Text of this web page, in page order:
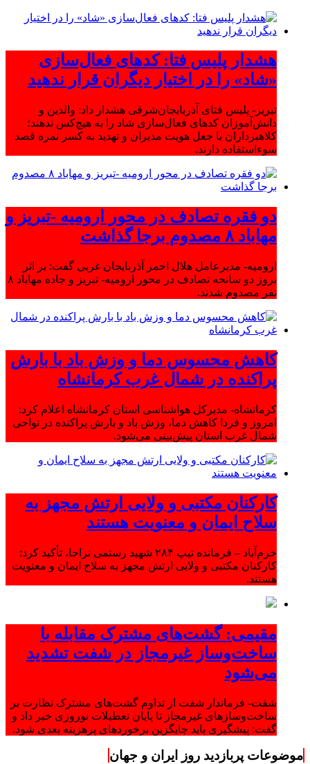
هشدار پلیس فتا: کدهای فعال‌سازی
«شاد» را در اختیار دیگران قرار ندهید
تبریز- پلیس فتای آذربایجان‌شرقی هشدار داد: والدین و
دانش‌آموزان کدهای فعال‌سازی شاد را به هیچ‌کس ندهند؛
کلاهبرداران با جعل هویت مدیران و تهدید به کسر نمره قصد
سوءاستفاده دارند.
دو فقره تصادف در محور ارومیه -تبریز و
مهاباد ۸ مصدوم برجا گذاشت
ارومیه- مدیرعامل هلال احمر آذربایجان غربی گفت: بر اثر
بروز دو سانحه تصادف در محور ارومیه- تبریز و جاده مهاباد ۸
نفر مصدوم شدند.
کاهش محسوس دما و وزش باد با بارش
پراکنده در شمال غرب کرمانشاه
کرمانشاه- مدیرکل هواشناسی استان کرمانشاه اعلام کرد:
امروز و فردا کاهش دما، وزش باد و بارش پراکنده در نواحی
شمال غرب استان پیش‌بینی می‌شود.
کارکنان مکتبی و ولایی ارتش مجهز به
سلاح ایمان و معنویت هستند
خرم‌آباد – فرمانده تیپ ۲۸۴ شهید رستمی نزاجا، تأکید کرد:
کارکنان مکتبی و ولایی ارتش مجهز به سلاح ایمان و معنویت
هستند.
مقیمی: گشت‌های مشترک مقابله با
ساخت‌وساز غیرمجاز در شفت تشدید
می‌شود
شفت- فرماندار شفت از تداوم گشت‌های مشترک نظارت بر
ساخت‌وسازهای غیرمجاز تا پایان تعطیلات نوروزی خبر داد و
گفت: پیشگیری باید جایگزین برخوردهای پرهزینه بعدی شود.
موضوعات پربازدید روز ایران و جهان